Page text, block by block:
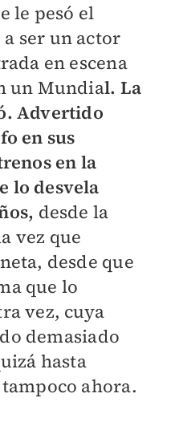
le pesó el
ser un actor
en escena
un Mundial. La
Advertido
en sus
en la
lo desvela
desde la
vez que
desde que
que lo
vez, cuya
demasiado
hasta
ahora.